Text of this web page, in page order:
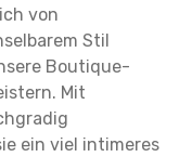
von
Stil
Boutique-
Mit
ein viel intimeres